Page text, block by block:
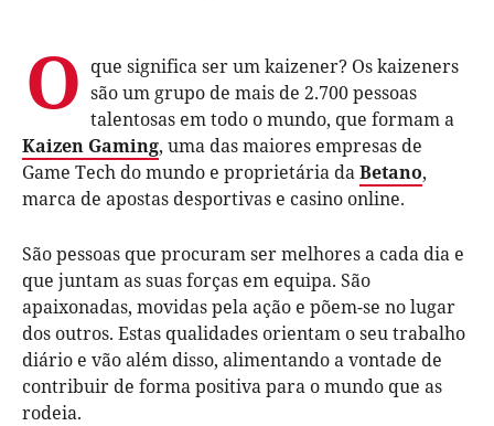
O que significa ser um kaizener? Os kaizeners
são um grupo de mais de 2.700 pessoas
talentosas em todo o mundo, que formam a
Kaizen Gaming, uma das maiores empresas de
Game Tech do mundo e proprietária daBetano,
marca de apostas desportivas e casino online.
São pessoas que procuram ser melhores a cada dia e
que juntam as suas forças em equipa. São
apaixonadas, movidas pela ação e põem-se no lugar
dos outros. Estas qualidades orientam o seu trabalho
diário e vão além disso, alimentando a vontade de
contribuir de forma positiva para o mundo que as
rodeia.